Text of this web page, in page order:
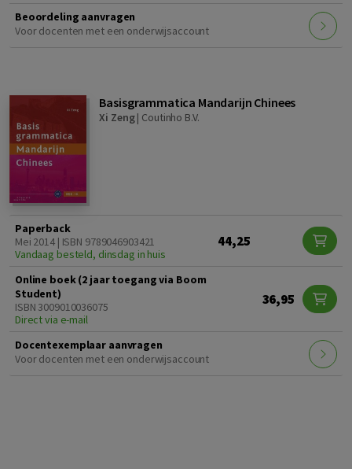
Beoordeling aanvragen
Voor docenten met een onderwijsaccount
Basisgrammatica Mandarijn Chinees
Xi Zeng| Coutinho B.V.
Paperback
Mei 2014 | ISBN 9789046903421
Vandaag besteld, dinsdag in huis
44,25
Online boek (2 jaar toegang via Boom
Student)
ISBN 3009010036075
Direct via e-mail
36,95
Docentexemplaar aanvragen
Voor docenten met een onderwijsaccount